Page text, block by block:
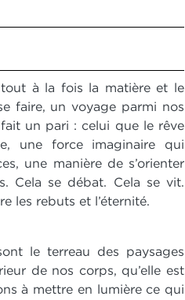
à la fois la matière et le
faire, un voyage parmi nos
un pari : celui que le rêve
une force imaginaire qui
une manière de s’orienter
Cela se débat. Cela se vit.
les rebuts et l’éternité.
le terreau des paysages
de nos corps, qu’elle est
à mettre en lumière ce qui